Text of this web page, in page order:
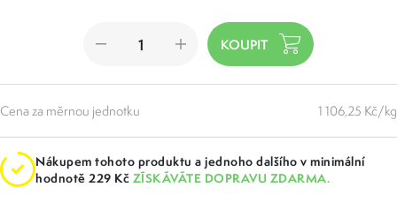
Cena za měrnou jednotku 1 106,25 Kč/kg
Nákupem tohoto produktu a jednoho dalšího v minimální
hodnotě 229 Kč ZÍSKÁVÁTE DOPRAVU ZDARMA.